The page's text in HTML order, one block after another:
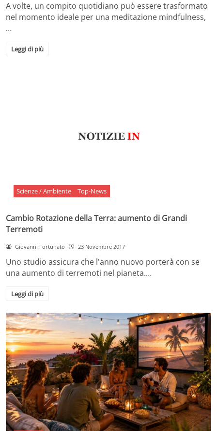
A volte, un compito quotidiano può essere trasformato
nel momento ideale per una meditazione mindfulness,
…
Leggi di più
Scienze / Ambiente Top-News
Cambio Rotazione della Terra: aumento di Grandi
Terremoti
Giovanni Fortunato 23 Novembre 2017
Uno studio assicura che l'anno nuovo porterà con se
una aumento di terremoti nel pianeta.…
Leggi di più